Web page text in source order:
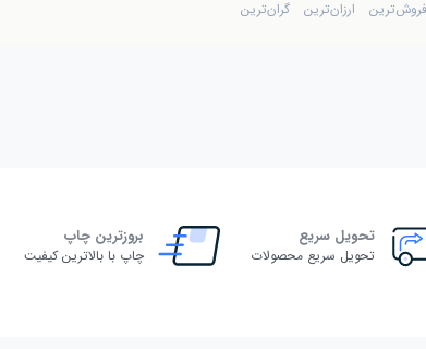
ارزان‌ترین گران‌ترین
تحویل سریع
تحویل سریع محصولات
بروزترین چاپ
چاپ با بالاترین کیفیت